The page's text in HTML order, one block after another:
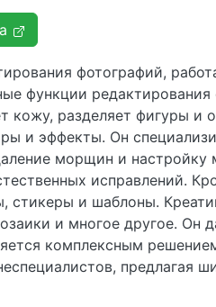
фотографий,
функции
кожу, разделяет фигуры и
и эффекты. Он
морщин и
исправлений.
стикеры и шаблоны.
и многое другое.
комплексным
предлагая